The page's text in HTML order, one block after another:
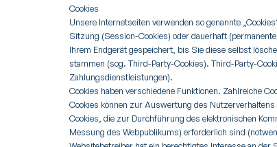
Cookies
Unsere Internetseiten verwenden so genannte
Sitzung (Session-Cookies) oder dauerhaft
Ihrem Endgerät gespeichert, bis Sie diese selbst
stammen (sog. Third-Party-Cookies). Third-Party-
Zahlungsdienstleistungen).
Cookies haben verschiedene Funktionen. Zahlreiche
Cookies können zur Auswertung des
Cookies, die zur Durchführung des elektronischen
Messung des Webpublikums) erforderlich sind